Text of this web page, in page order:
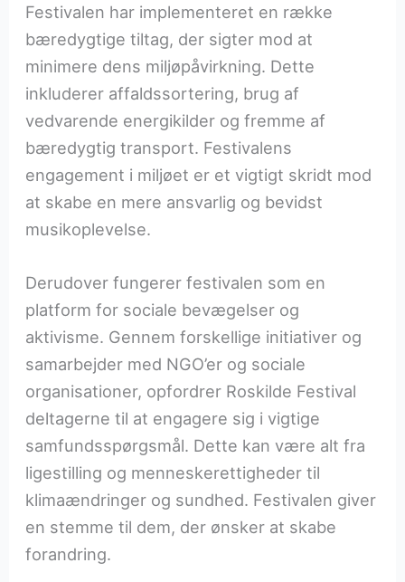
Festivalen har implementeret en række
bæredygtige tiltag, der sigter mod at
minimere dens miljøpåvirkning. Dette
inkluderer affaldssortering, brug af
vedvarende energikilder og fremme af
bæredygtig transport. Festivalens
engagement i miljøet er et vigtigt skridt mod
at skabe en mere ansvarlig og bevidst
musikoplevelse.
Derudover fungerer festivalen som en
platform for sociale bevægelser og
aktivisme. Gennem forskellige initiativer og
samarbejder med NGO’er og sociale
organisationer, opfordrer Roskilde Festival
deltagerne til at engagere sig i vigtige
samfundsspørgsmål. Dette kan være alt fra
ligestilling og menneskerettigheder til
klimaændringer og sundhed. Festivalen giver
en stemme til dem, der ønsker at skabe
forandring.